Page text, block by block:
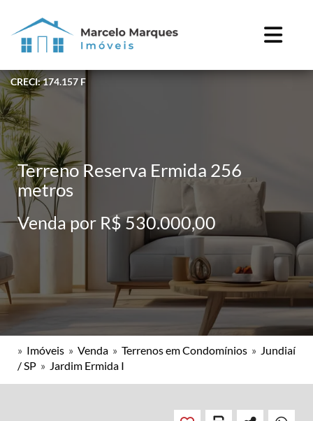
CRECI: 174.157 F
Terreno Reserva Ermida 256
metros
Venda por R$ 530.000,00
» Imóveis » Venda » Terrenos em Condomínios » Jundiaí
/ SP » Jardim Ermida I